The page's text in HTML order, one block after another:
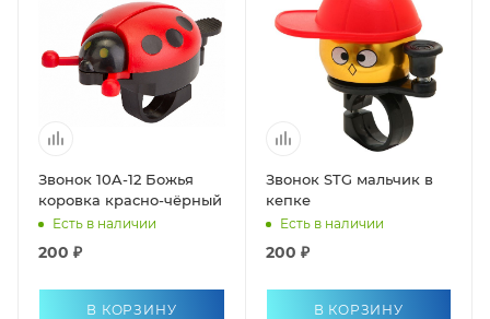
Звонок 10A-12 Божья
коровка красно-чёрный
Есть в наличии
200 ₽
В КОРЗИНУ
Звонок STG мальчик в
кепке
Есть в наличии
200 ₽
В КОРЗИНУ